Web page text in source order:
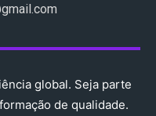
global. Seja parte
de qualidade.